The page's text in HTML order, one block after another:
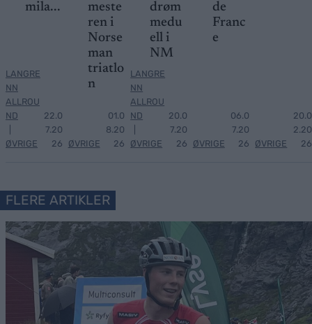
mila...
LANGRE
NN
ALLROU
ND
ØVRIGE
22.0
7.20
26
meste
ren i
Norse
man
triatlo
n
ØVRIGE
01.0
8.20
26
drøm
medu
ell i
NM
LANGRE
NN
ALLROU
ND
ØVRIGE
20.0
7.20
26
de
Franc
e
ØVRIGE
06.0
7.20
26
ØVRIGE
20.0
2.20
26
FLERE ARTIKLER